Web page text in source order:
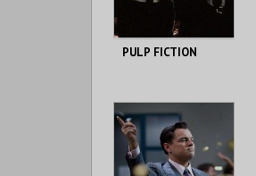
PULP FICTION
CAPITÓLIO.
MAIS INFO